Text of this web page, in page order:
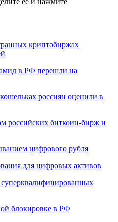
криптобиржах
в РФ перешли на
россиян оценили в
российских биткоин-бирж и
цифрового рубля
для цифровых активов
блокировке в РФ